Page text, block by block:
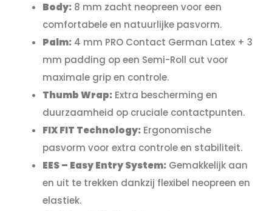
Body: 8 mm zacht neopreen voor een
comfortabele en natuurlijke pasvorm.
Palm: 4 mm PRO Contact German Latex + 3
mm padding op een Semi-Roll cut voor
maximale grip en controle.
Thumb Wrap: Extra bescherming en
duurzaamheid op cruciale contactpunten.
FIX FIT Technology: Ergonomische
pasvorm voor extra controle en stabiliteit.
EES – Easy Entry System: Gemakkelijk aan
en uit te trekken dankzij flexibel neopreen en
elastiek.